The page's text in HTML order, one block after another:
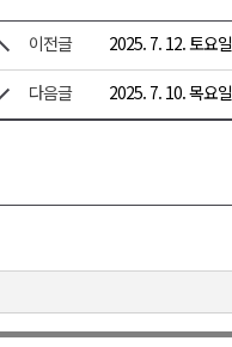
이전글 2025. 7. 12. 토요일
다음글 2025. 7. 10. 목요일